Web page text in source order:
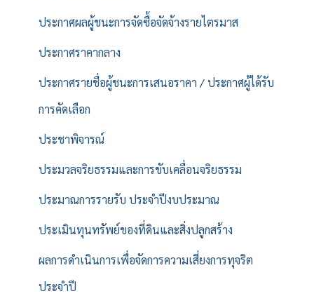
ประกาศผลผู้ชนะการจัดซื้อจัดจ้างรายไตรมาส
ประกาศราคากลาง
ประกาศรายชื่อผู้ชนะการเสนอราคา / ประกาศผู้ได้รับ
การคัดเลือก
ประชาพิจารณ์
ประมวลจริยธรรมและการขับเคลื่อนจริยธรรม
ประมาณการรายรับ ประจำปีงบประมาณ
ประเมินทุนทรัพย์ของที่ดินและสิ่งปลูกสร้าง
ผลการดำเนินการเพื่อจัดการความเสี่ยงการทุจริต
ประจำปี